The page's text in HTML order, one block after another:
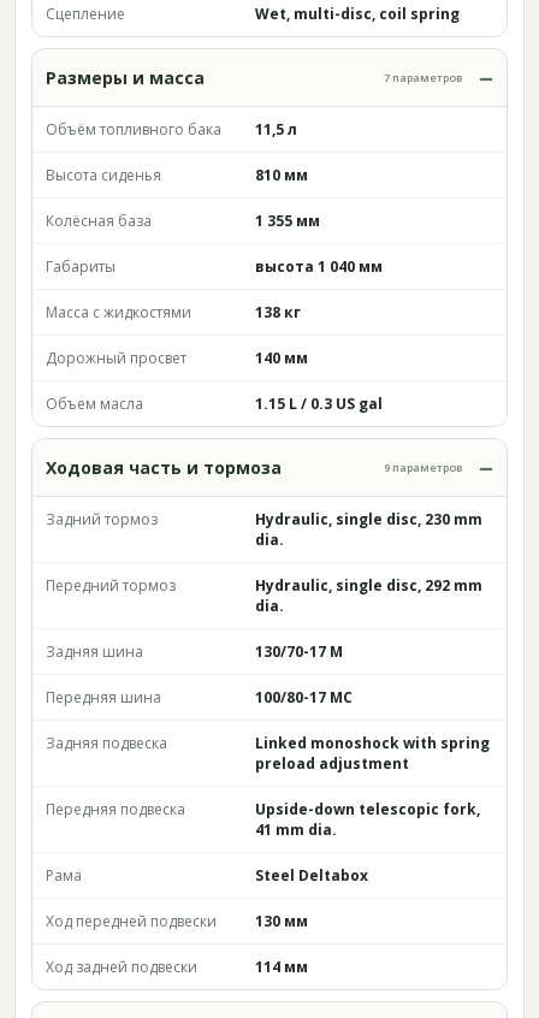
Сцепление Wet, multi-disc, coil spring
Размеры и масса 7 параметров
Объём топливного бака 11,5 л
Высота сиденья 810 мм
Колёсная база 1 355 мм
Габариты высота 1 040 мм
Масса с жидкостями 138 кг
Дорожный просвет 140 мм
Объем масла 1.15 L / 0.3 US gal
Ходовая часть и тормоза 9 параметров
Задний тормоз
Hydraulic, single disc, 230 mm
dia.
Передний тормоз
Hydraulic, single disc, 292 mm
dia.
Задняя шина 130/70-17 M
Передняя шина 100/80-17 MC
Задняя подвеска
Linked monoshock with spring
preload adjustment
Передняя подвеска
Upside-down telescopic fork,
41 mm dia.
Рама Steel Deltabox
Ход передней подвески 130 мм
Ход задней подвески 114 мм